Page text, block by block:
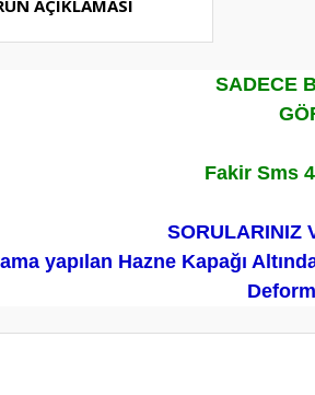
AÇIKLAMASI
SADECE
Fakir Sms
SORULARINIZ
yapılan Hazne Kapağı